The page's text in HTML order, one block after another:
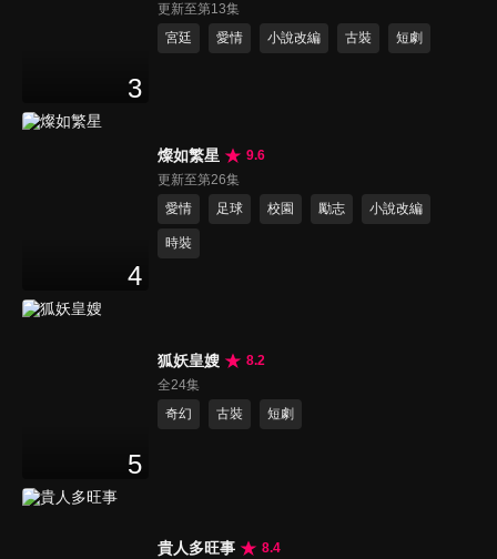
3
更新至第13集
宮廷
愛情 小說改編 古裝 短劇
4
燦如繁星
9.6
更新至第26集
愛情
足球 校園 勵志 小說改編
時裝
5
狐妖皇嫂
8.2
全24集
奇幻
古裝 短劇
貴人多旺事
8.4